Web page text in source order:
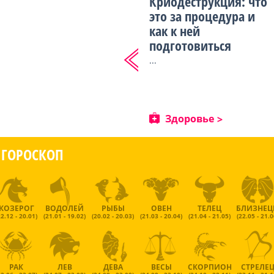
это за процедура и
как к ней
подготовиться
...
Здоровье
ГОРОСКОП
- 20.01)
ВОДОЛЕЙ
(21.01 - 19.02)
РЫБЫ
(20.02 - 20.03)
ОВЕН
(21.03 - 20.04)
ТЕЛЕЦ
(21.04 - 21.05) (22.05 -
РАК ЛЕВ ДЕВА ВЕСЫ СКОРПИОН СТРЕЛЕЦ